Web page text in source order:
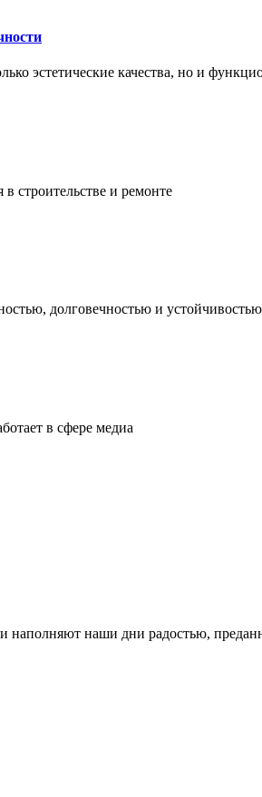
эстетические качества, но и
строительстве и ремонте
долговечностью и
в сфере медиа
наши дни радостью,